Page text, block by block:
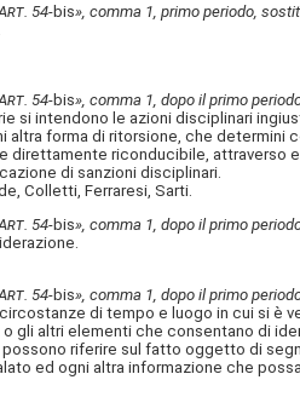
rt . 54-bis», comma 1, primo periodo,
rt . 54-bis», comma 1, dopo il primo
si intendono le azioni disciplinari
altra forma di ritorsione, che
direttamente riconducibile,
di sanzioni disciplinari.
Colletti, Ferraresi, Sarti.
rt . 54-bis», comma 1, dopo il primo
rt. 54-bis», comma 1, dopo il primo
circostanze di tempo e luogo in cui si è
o gli altri elementi che consentano di
riferire sul fatto oggetto di
ed ogni altra informazione che